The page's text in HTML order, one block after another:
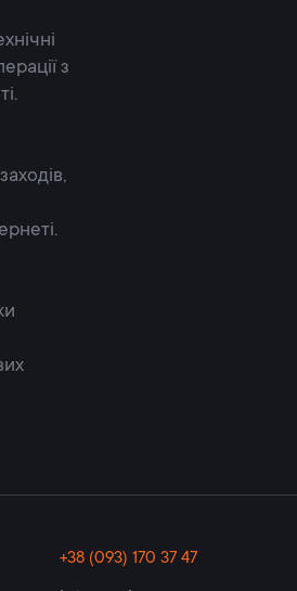
з
+38 (093) 170 37 47